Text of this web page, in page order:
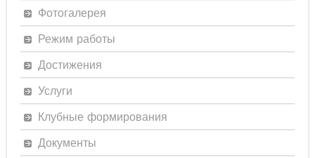
Фотогалерея
Режим работы
Достижения
Услуги
Клубные формирования
Документы